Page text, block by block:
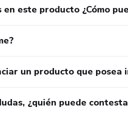
este producto ¿Cómo
un producto que posea
¿quién puede